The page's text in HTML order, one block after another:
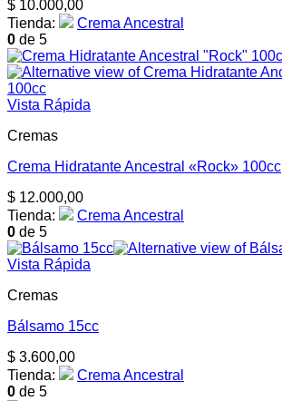
$ 10.000,00
Tienda:
Crema Ancestral
0 de 5
Vista Rápida
Cremas
Crema Hidratante Ancestral «Rock» 100cc
$ 12.000,00
Tienda:
Crema Ancestral
0 de 5
Vista Rápida
Cremas
Bálsamo 15cc
$ 3.600,00
Tienda:
Crema Ancestral
0 de 5